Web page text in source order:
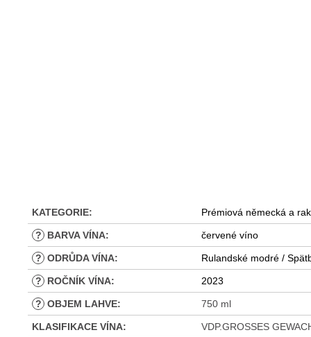
KATEGORIE: Prémiová německá a
? BARVA VÍNA: červené víno
? ODRŮDA VÍNA: Rulandské modré /
? ROČNÍK VÍNA: 2023
? OBJEM LAHVE: 750 ml
KLASIFIKACE VÍNA: VDP.GROSSES